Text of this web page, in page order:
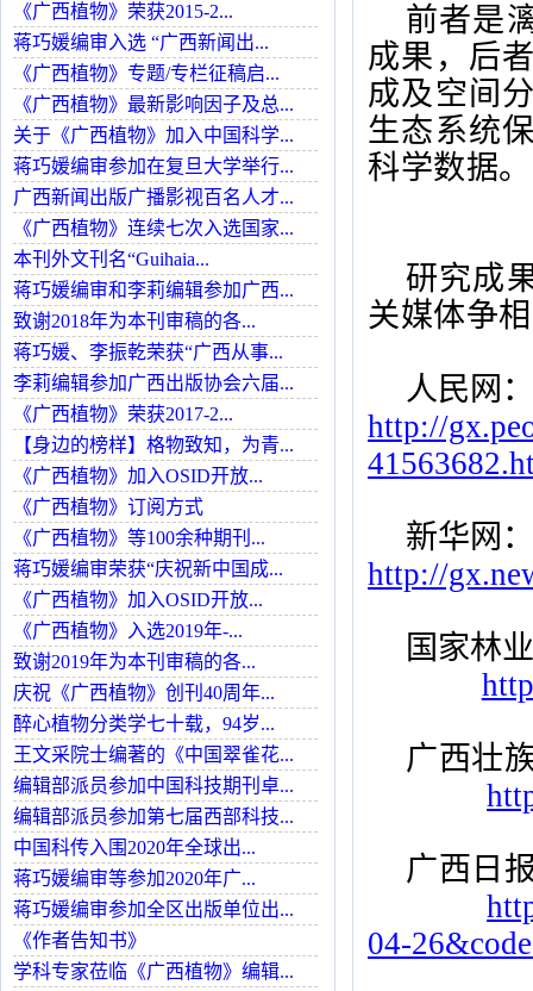
《广西植物》荣获2015-2...
蒋巧媛编审入选 “广西新闻出...
《广西植物》专题/专栏征稿启...
《广西植物》最新影响因子及总...
关于《广西植物》加入中国科学...
蒋巧媛编审参加在复旦大学举行...
广西新闻出版广播影视百名人才...
《广西植物》连续七次入选国家...
本刊外文刊名“Guihaia...
蒋巧媛编审和李莉编辑参加广西...
致谢2018年为本刊审稿的各...
蒋巧媛、李振乾荣获“广西从事...
李莉编辑参加广西出版协会六届...
《广西植物》荣获2017-2...
【身边的榜样】格物致知，为青...
《广西植物》加入OSID开放...
《广西植物》订阅方式
《广西植物》等100余种期刊...
蒋巧媛编审荣获“庆祝新中国成...
《广西植物》加入OSID开放...
《广西植物》入选2019年-...
致谢2019年为本刊审稿的各...
庆祝《广西植物》创刊40周年...
醉心植物分类学七十载，94岁...
王文采院士编著的《中国翠雀花...
编辑部派员参加中国科技期刊卓...
编辑部派员参加第七届西部科技...
中国科传入围2020年全球出...
蒋巧媛编审等参加2020年广...
蒋巧媛编审参加全区出版单位出...
《作者告知书》
学科专家莅临《广西植物》编辑...
前者是
成果，后
成及空间
生态系统
科学数据。
研究成
关媒体争
人民网：
http://
新华网：
http://
国家林
广西壮
广西日
04-